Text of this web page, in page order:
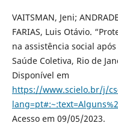
VAITSMAN, Jeni;
FARIAS, Luis Otávio.
na assistência social
Saúde Coletiva, Rio de
Disponível em
https://www.scielo.br/j/
Acesso em 09/05/2023.